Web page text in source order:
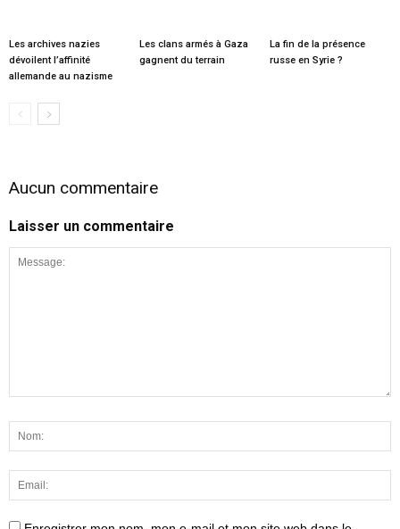
Les archives nazies
dévoilent l’affinité
allemande au nazisme
Les clans armés à Gaza
gagnent du terrain
La fin de la présence
russe en Syrie ?
Aucun commentaire
Laisser un commentaire